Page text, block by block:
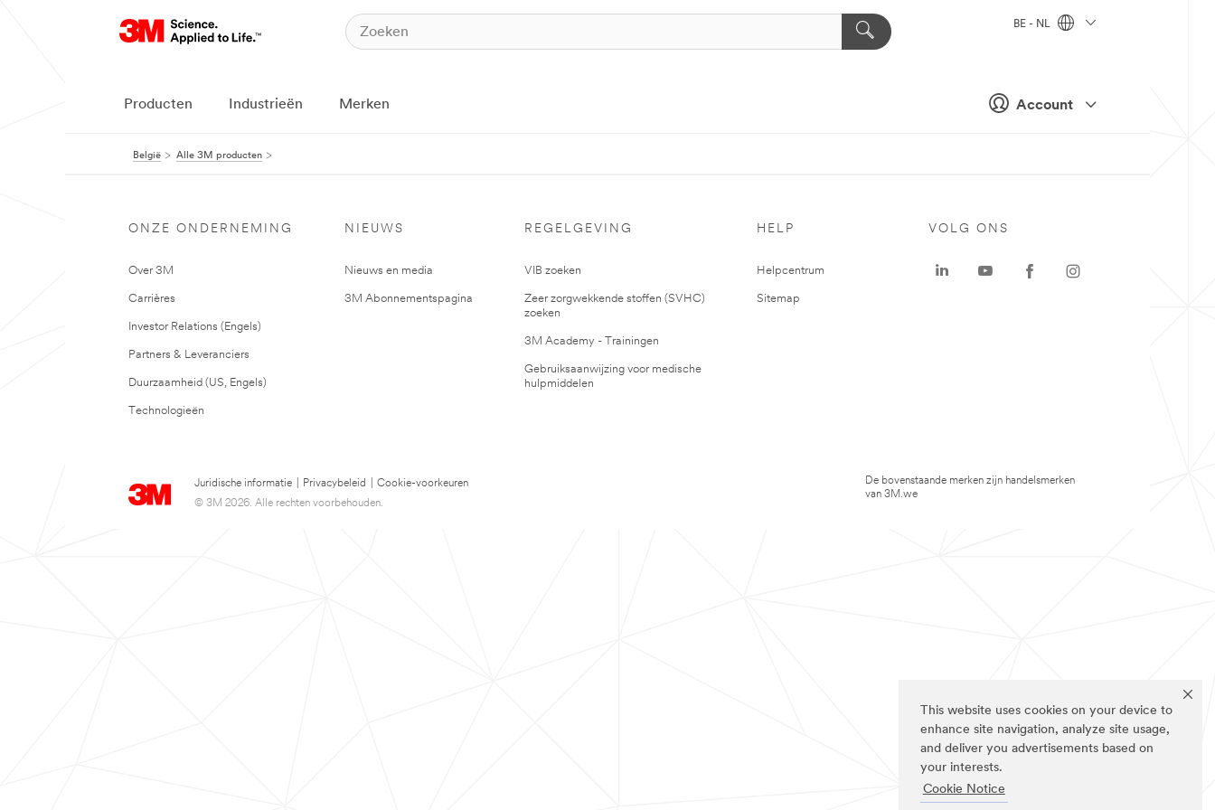
This website uses cookies on your device to
enhance site navigation, analyze site usage,
and deliver you advertisements based on
your interests.
Cookie Notice
Account
BE - NL
Producten Industrieën Merken
België Alle 3M producten
ONZE ONDERNEMING
Over 3M
Carrières
Investor Relations (Engels)
Partners & Leveranciers
Duurzaamheid (US, Engels)
Technologieën
NIEUWS
Nieuws en media
3M Abonnementspagina
REGELGEVING
VIB zoeken
Zeer zorgwekkende stoffen (SVHC)
zoeken
3M Academy - Trainingen
Gebruiksaanwijzing voor medische
hulpmiddelen
HELP
Helpcentrum
Sitemap
Juridische informatie Privacybeleid
Cookie-voorkeuren
© 3M 2026. Alle rechten voorbehouden.
VOLG ONS
De bovenstaande merken zijn handelsmerken
van 3M.we